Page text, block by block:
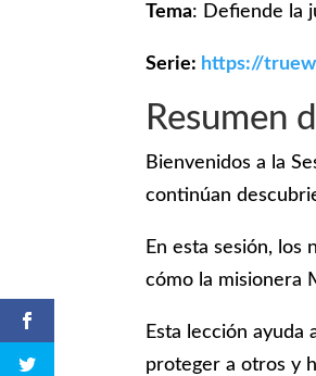
Tema: Defiende la
Serie: https://
Resumen
Bienvenidos a la
continúan
En esta sesión,
cómo la misionera
Esta lección ayuda
proteger a otros y